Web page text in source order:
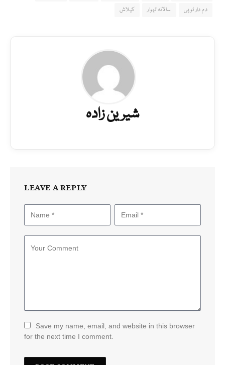
دم دار ٹوپی
سالانہ تہوار کیلاش
شیرین زادہ
LEAVE A REPLY
Save my name, email, and website in this browser
for the next time I comment.